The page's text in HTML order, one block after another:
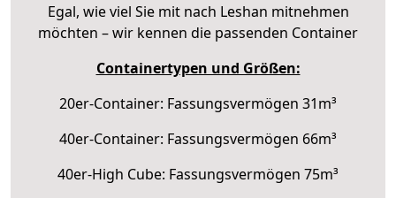
Egal, wie viel Sie mit nach Leshan mitnehmen
möchten – wir kennen die passenden Container
Containertypen und Größen:
20er-Container: Fassungsvermögen 31m³
40er-Container: Fassungsvermögen 66m³
40er-High Cube: Fassungsvermögen 75m³